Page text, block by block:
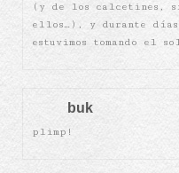
(y de los calcetines, si
ellos…), y durante días
estuvimos tomando el
buk
plimp!